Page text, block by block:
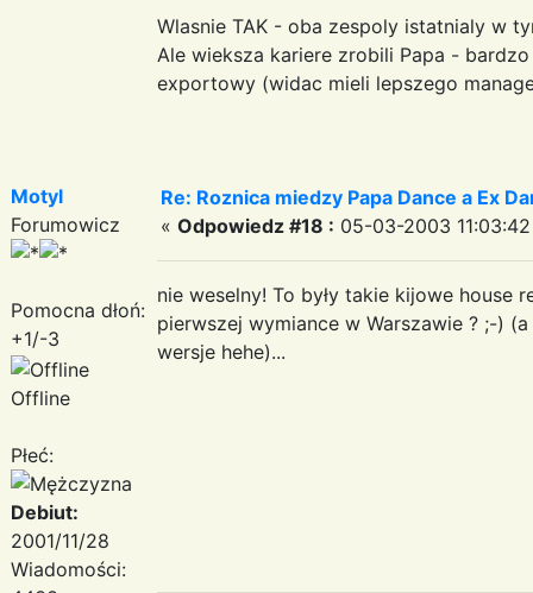
Wlasnie TAK - oba zespoly istatnialy w
Ale wieksza kariere zrobili Papa -
exportowy (widac mieli lepszego
Motyl
Forumowicz
Pomocna dłoń:
+1/-3
Offline
Płeć:
Debiut:
2001/11/28
Wiadomości:
Re: Roznica miedzy Papa Dance a Ex
« Odpowiedz #18 : 05-03-2003
nie weselny! To były takie kijowe house
pierwszej wymiance w Warszawie ? ;-)
wersje hehe)...